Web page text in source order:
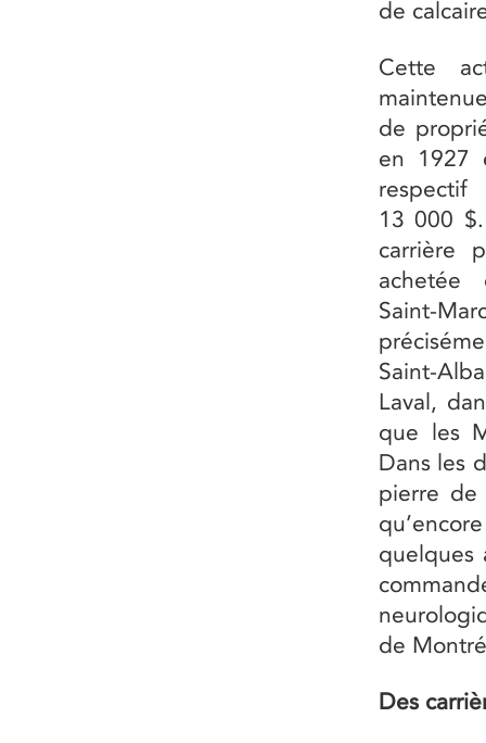
de
Cette
de
en 1927
13 000
carrière
Saint-
Saint-
Laval,
que les
Dans les
pierre
quelques
de
Des